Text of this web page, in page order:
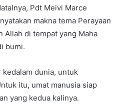
Pdt Meivi Marce
makna tema Perayaan
Allah di tempat yang Maha
bumi.
kedalam dunia, untuk
itu, umat manusia siap
yang kedua kalinya.